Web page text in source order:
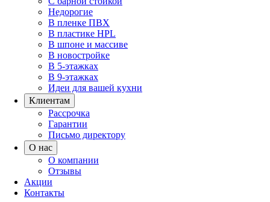
Недорогие
В пленке ПВХ
В пластике HPL
В шпоне и массиве
В новостройке
В 5-этажках
В 9-этажках
Идеи для вашей кухни
Клиентам
Рассрочка
Гарантии
Письмо директору
О нас
О компании
Отзывы
Акции
Контакты